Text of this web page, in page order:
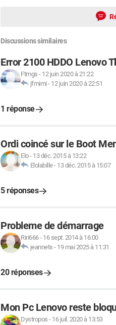
Discussions similaires
Error 2100 HDDO Lenovo
Ftmgs - 12 juin 2020 à 21:22
jfmimi - 12 juin 2020 à 22:51
1 réponse
Ordi coincé sur le Boot
Elo- 13 déc. 2015 à 13:22
Elolabille- 13 déc. 2015 à 15:07
5 réponses
Probleme de démarrage
Riri666- 16 sept. 2014 à 16:00
jeannets - 19 mai 2025 à 11:31
20 réponses
Mon Pc Lenovo reste
Dystropos - 16 juil. 2020 à 13:53